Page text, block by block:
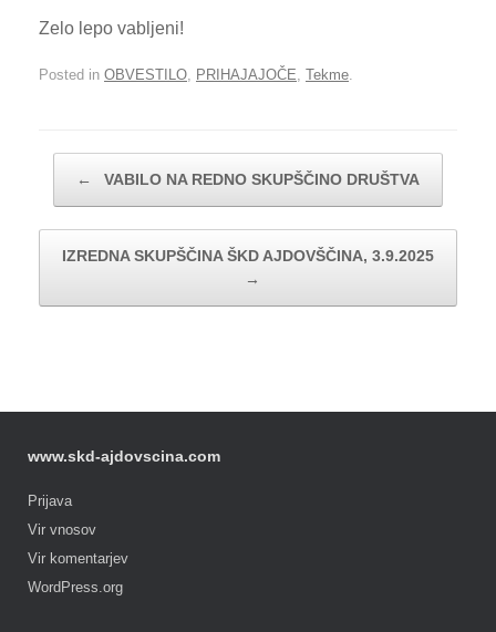
Zelo lepo vabljeni!
Posted in OBVESTILO PRIHAJAJOČE Tekme
← VABILO NA REDNO SKUPŠČINO DRUŠTVA
IZREDNA SKUPŠČINA ŠKD AJDOVŠČINA, 3.9.2025
→
www.skd-ajdovscina.com
Prijava
Vir vnosov
Vir komentarjev
WordPress.org